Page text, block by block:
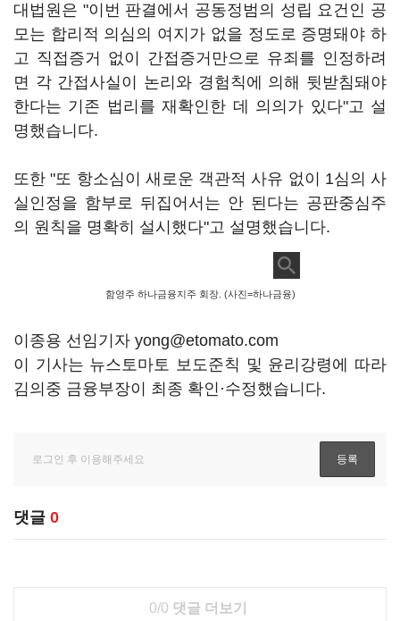
대법원은 "이번 판결에서 공동정범의 성립 요건인 공
모는 합리적 의심의 여지가 없을 정도로 증명돼야 하
고 직접증거 없이 간접증거만으로 유죄를 인정하려
면 각 간접사실이 논리와 경험칙에 의해 뒷받침돼야
한다는 기존 법리를 재확인한 데 의의가 있다"고 설
명했습니다.
또한 "또 항소심이 새로운 객관적 사유 없이 1심의 사
실인정을 함부로 뒤집어서는 안 된다는 공판중심주
의 원칙을 명확히 설시했다"고 설명했습니다.
함영주 하나금융지주 회장. (사진=하나금융)
이종용 선임기자 yong@etomato.com
이 기사는 뉴스토마토 보도준칙 및 윤리강령에 따라
김의중 금융부장이 최종 확인·수정했습니다.
댓글 0
0/0 댓글 더보기